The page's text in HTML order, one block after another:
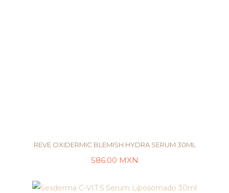
REVE OXIDERMIC BLEMISH HYDRA SERUM 30ML
586.00 MXN